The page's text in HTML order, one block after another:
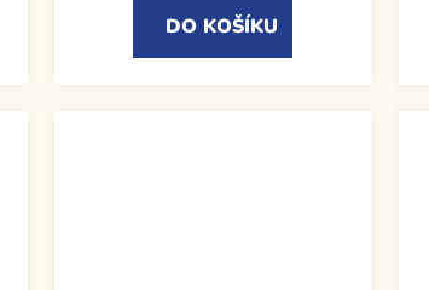
DO KOŠÍKU